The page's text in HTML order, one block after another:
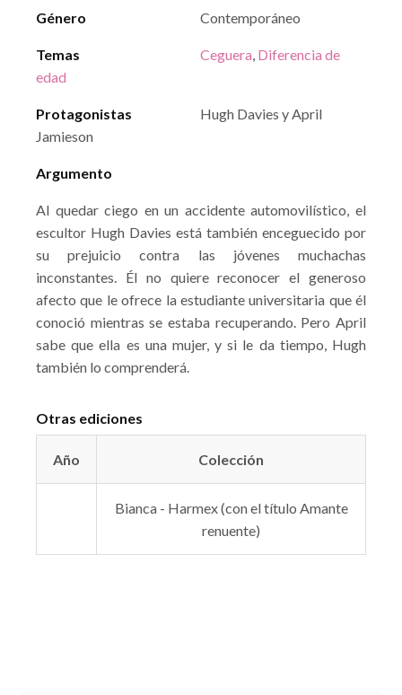
Género Contemporáneo
Temas Ceguera, Diferencia de
edad
Protagonistas
Hugh Davies y April
Jamieson
Argumento
Al quedar ciego en un accidente automovilístico, el
escultor Hugh Davies está también enceguecido por
su prejuicio contra las jóvenes muchachas
inconstantes. Él no quiere reconocer el generoso
afecto que le ofrece la estudiante universitaria que él
conoció mientras se estaba recuperando. Pero April
sabe que ella es una mujer, y si le da tiempo, Hugh
también lo comprenderá.
Otras ediciones
Año Colección
Bianca - Harmex (con el título Amante
renuente)